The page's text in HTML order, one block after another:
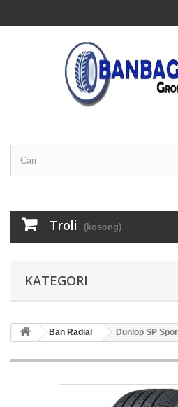
Troli (kosong)
KATEGORI
Ban Radial Dunlop SP